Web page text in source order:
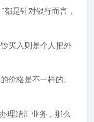
都是针对银行而言，
买入则是个人把外
价格是不一样的。
理结汇业务，那么